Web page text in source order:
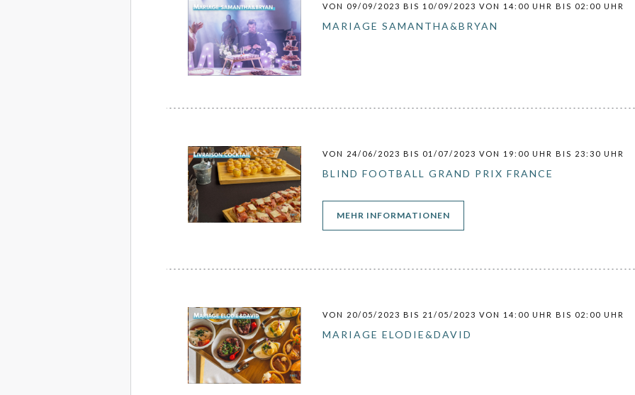
VON 09/09/2023 BIS 10/09/2023 VON 14:00 UHR BIS 02:00 UHR
MARIAGE SAMANTHA&BRYAN
VON 24/06/2023 BIS 01/07/2023 VON 19:00 UHR BIS 23:30 UHR
BLIND FOOTBALL GRAND PRIX FRANCE
MEHR INFORMATIONEN((ÖFFNET EIN NEUES FENSTER))
VON 20/05/2023 BIS 21/05/2023 VON 14:00 UHR BIS 02:00 UHR
MARIAGE ELODIE&DAVID